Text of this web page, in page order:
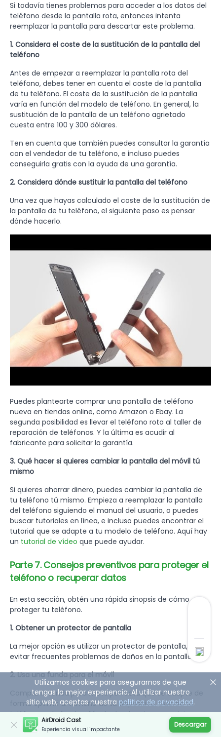
Si todavía tienes problemas para acceder a los datos del
teléfono desde la pantalla rota, entonces intenta
reemplazar la pantalla para descartar este problema.
1. Considera el coste de la sustitución de la pantalla del
teléfono
Antes de empezar a reemplazar la pantalla rota del
teléfono, debes tener en cuenta el coste de la pantalla
de tu teléfono. El coste de la sustitución de la pantalla
varía en función del modelo de teléfono. En general, la
sustitución de la pantalla de un teléfono agrietado
cuesta entre 100 y 300 dólares.
Ten en cuenta que también puedes consultar la garantía
con el vendedor de tu teléfono, e incluso puedes
conseguirla gratis con la ayuda de una garantía.
2. Considera dónde sustituir la pantalla del teléfono
Una vez que hayas calculado el coste de la sustitución de
la pantalla de tu teléfono, el siguiente paso es pensar
dónde hacerlo.
Puedes plantearte comprar una pantalla de teléfono
nueva en tiendas online, como Amazon o Ebay. La
segunda posibilidad es llevar el teléfono roto al taller de
reparación de teléfonos. Y la última es acudir al
fabricante para solicitar la garantía.
3. Qué hacer si quieres cambiar la pantalla del móvil tú
mismo
Si quieres ahorrar dinero, puedes cambiar la pantalla de
tu teléfono tú mismo. Empieza a reemplazar la pantalla
del teléfono siguiendo el manual del usuario, o puedes
buscar tutoriales en línea, e incluso puedes encontrar el
tutorial que se adapte a tu modelo de teléfono. Aquí hay
un tutorial de vídeo que puede ayudar.
Parte 7. Consejos preventivos para proteger el
teléfono o recuperar datos
En esta sección, obtén una rápida sinopsis de cómo
proteger tu teléfono.
1. Obtener un protector de pantalla
La mejor opción es utilizar un protector de pantalla, para
evitar frecuentes problemas de daños en la pantalla.
2. Usa una funda para el móvil
Compra la funda para móvil perfecta que se adapte de
forma óptima al tamaño de tu dispositivo. Guarda tu
teléfono en la funda y llévalo dondequiera que viajes.
Protege tu dispositivo y añade comodidad a tu viaje.
AirDroid Cast
Experiencia visual impactante
Descargar
Utilizamos cookies para asegurarnos de que
tengas la mejor experiencia. Al utilizar nuestro
sitio web, aceptas nuestra política de privacidad.